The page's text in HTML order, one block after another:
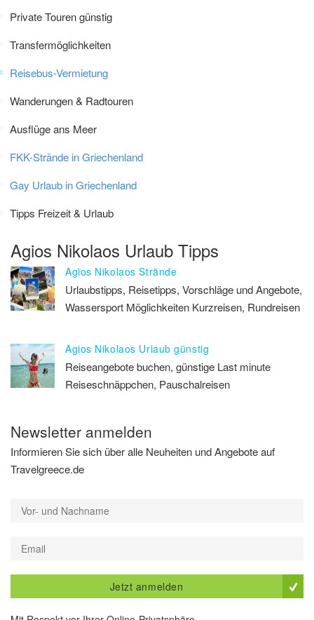
Private Touren günstig
Transfermöglichkeiten
Reisebus-Vermietung
Wanderungen & Radtouren
Ausflüge ans Meer
FKK-Strände in Griechenland
Gay Urlaub in Griechenland
Tipps Freizeit & Urlaub
Agios Nikolaos Urlaub Tipps
Agios Nikolaos Strände
Urlaubstipps, Reisetipps, Vorschläge und Angebote,
Wassersport Möglichkeiten Kurzreisen, Rundreisen
Agios Nikolaos Urlaub günstig
Reiseangebote buchen, günstige Last minute
Reiseschnäppchen, Pauschalreisen
Newsletter anmelden
Informieren Sie sich über alle Neuheiten und Angebote auf
Travelgreece.de
Jetzt anmelden